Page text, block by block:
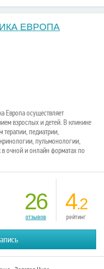
ЕВРОПА
Европа осуществляет
взрослых и детей. В клинике
терапии, педиатрии,
пульмонологии,
очной и онлайн форматах по
26
отзывов
4.2
рейтинг